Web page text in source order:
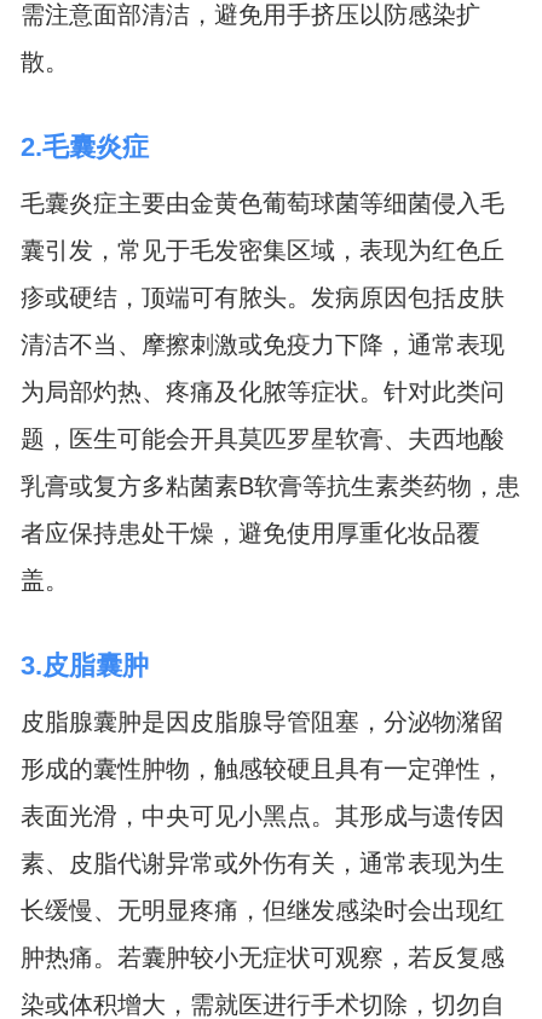
需注意面部清洁，避免用手挤压以防感染扩
散。
2.毛囊炎症
毛囊炎症主要由金黄色葡萄球菌等细菌侵入毛
囊引发，常见于毛发密集区域，表现为红色丘
疹或硬结，顶端可有脓头。发病原因包括皮肤
清洁不当、摩擦刺激或免疫力下降，通常表现
为局部灼热、疼痛及化脓等症状。针对此类问
题，医生可能会开具莫匹罗星软膏、夫西地酸
乳膏或复方多粘菌素B软膏等抗生素类药物，患
者应保持患处干燥，避免使用厚重化妆品覆
盖。
3.皮脂囊肿
皮脂腺囊肿是因皮脂腺导管阻塞，分泌物潴留
形成的囊性肿物，触感较硬且具有一定弹性，
表面光滑，中央可见小黑点。其形成与遗传因
素、皮脂代谢异常或外伤有关，通常表现为生
长缓慢、无明显疼痛，但继发感染时会出现红
肿热痛。若囊肿较小无症状可观察，若反复感
染或体积增大，需就医进行手术切除，切勿自